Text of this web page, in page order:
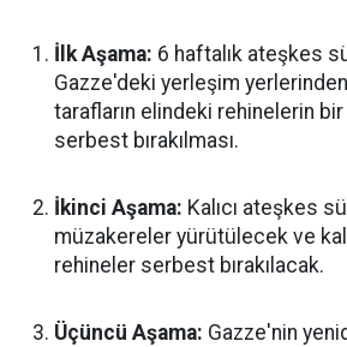
İlk Aşama: 6 haftalık ateşkes
Gazze'deki yerleşim
tarafların elindeki rehinelerin
serbest bırakılması.
İkinci Aşama: Kalıcı ateşkes
müzakereler yürütülecek ve
rehineler serbest bırakılacak.
Üçüncü Aşama: Gazze'nin